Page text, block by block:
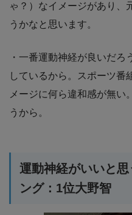
ゃ？）なイメージがあり、
うかなと思います。
・一番運動神経が良いだ
しているから。スポーツ番
メージに何ら違和感が無い
うから。
運動神経がいいと
ング：1位大野智